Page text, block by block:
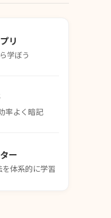
リ
学ぼう
率よく暗記
ー
を体系的に学習